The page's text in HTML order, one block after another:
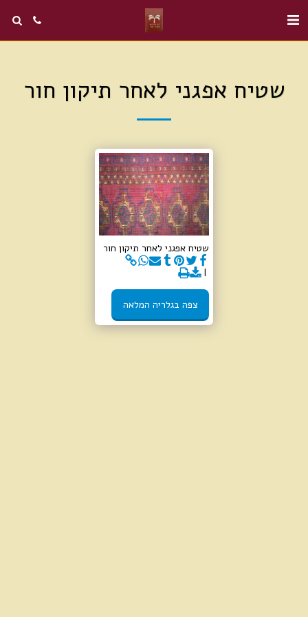
שטיח אפגני לאחר תיקון חור
שטיח אפגני לאחר תיקון חור
צפה בגלריה המלאה